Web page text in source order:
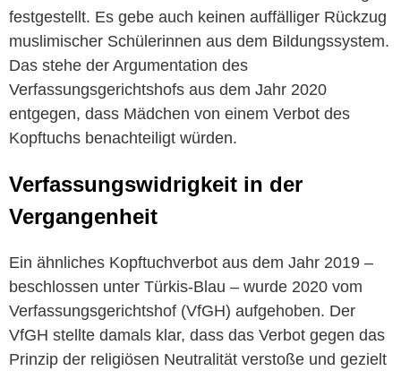
festgestellt. Es gebe auch keinen auffälliger Rückzug
muslimischer Schülerinnen aus dem Bildungssystem.
Das stehe der Argumentation des
Verfassungsgerichtshofs aus dem Jahr 2020
entgegen, dass Mädchen von einem Verbot des
Kopftuchs benachteiligt würden.
Verfassungswidrigkeit in der
Vergangenheit
Ein ähnliches Kopftuchverbot aus dem Jahr 2019 –
beschlossen unter Türkis-Blau – wurde 2020 vom
Verfassungsgerichtshof (VfGH) aufgehoben. Der
VfGH stellte damals klar, dass das Verbot gegen das
Prinzip der religiösen Neutralität verstoße und gezielt